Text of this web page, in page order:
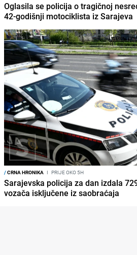
Oglasila se policija o tragičnoj
42-godišnji motociklista iz Sarajeva
/CRNA HRONIKA I PRIJE OKO 5H
Sarajevska policija za dan izdala
vozača isključene iz saobraćaja